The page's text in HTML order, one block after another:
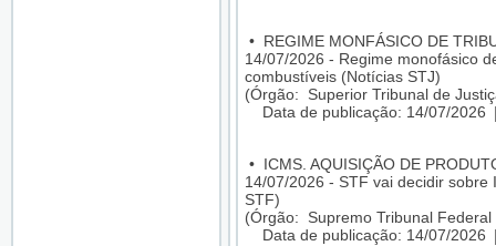
• REGIME MONFÁSICO DE
14/07/2026 - Regime monofásico
combustíveis (Notícias STJ)
(Órgão: Superior Tribunal de
Data de publicação: 14/07/2026
• ICMS. AQUISIÇÃO DE
14/07/2026 - STF vai decidir
STF)
(Órgão: Supremo Tribunal Federal
Data de publicação: 14/07/2026